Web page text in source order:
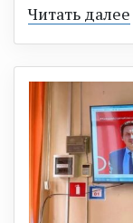
Читать далее